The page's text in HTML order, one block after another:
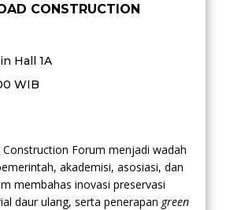
CONSTRUCTION
Hall 1A
WIB
Construction Forum menjadi wadah
akademisi, asosiasi, dan
membahas inovasi preservasi
daur ulang, serta penerapan green